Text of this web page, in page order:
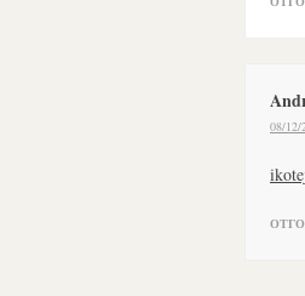
08/12/
ki